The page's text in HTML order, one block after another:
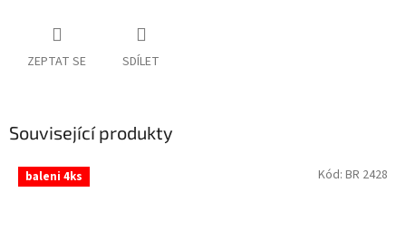
ZEPTAT SE SDÍLET
Související produkty
baleni 4ks Kód: BR 2428